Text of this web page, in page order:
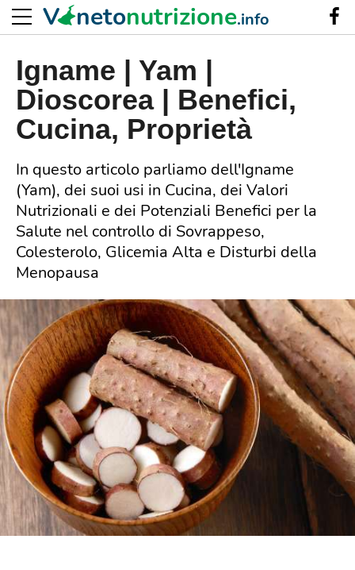
Igname | Yam |
Dioscorea | Benefici,
Cucina, Proprietà
In questo articolo parliamo dell'Igname
(Yam), dei suoi usi in Cucina, dei Valori
Nutrizionali e dei Potenziali Benefici per la
Salute nel controllo di Sovrappeso,
Colesterolo, Glicemia Alta e Disturbi della
Menopausa
V netonutrizione.info